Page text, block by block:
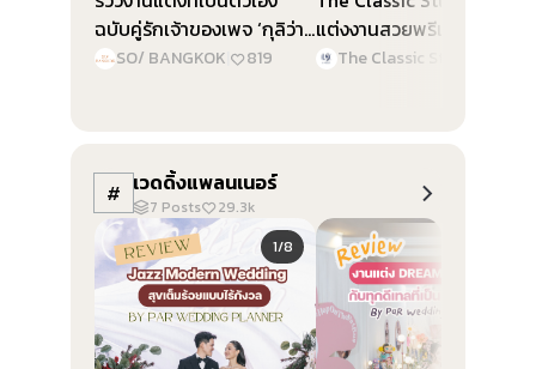
ฉบับคู่รักเจ้าของเพจ ‘กุลิว่า
ดีย์’ @SO/ BANGKOK
SO/ BANGKOK 819
แต่งงานสวยพรีเมียม พร้อม
สตูดิโอถ่ายภาพ
# เวดดิ้งแพลนเนอร์
7 Posts 29.3k
Slide 1 of 8
1/8
Slide 1 of 9